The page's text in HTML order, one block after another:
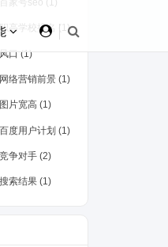
职高学校排名 (1)
风口 (1)
网络营销前景 (1)
图片宽高 (1)
百度用户计划 (1)
竞争对手 (2)
搜索结果 (1)